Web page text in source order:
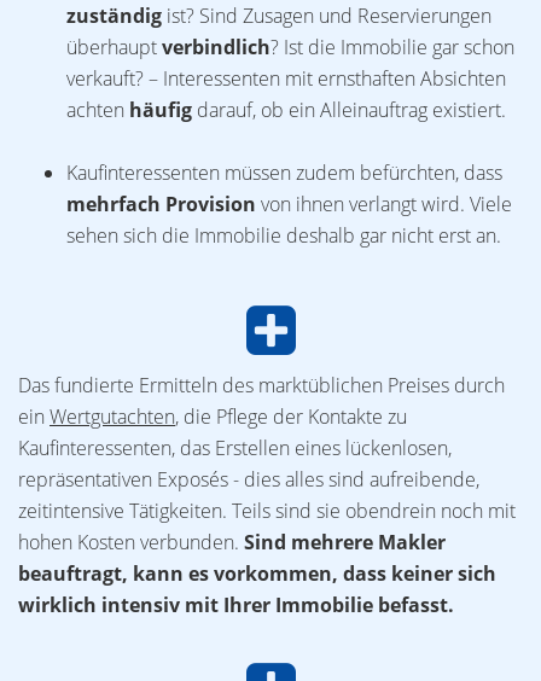
zuständig ist? Sind Zusagen und Reservierungen
überhauptverbindlich? Ist die Immobilie gar schon
verkauft? – Interessenten mit ernsthaften Absichten
achten häufig darauf, ob ein Alleinauftrag existiert.
Kaufinteressenten müssen zudem befürchten, dass
mehrfach Provision von ihnen verlangt wird. Viele
sehen sich die Immobilie deshalb gar nicht erst an.
Das fundierte Ermitteln des marktüblichen Preises durch
ein Wertgutachten, die Pflege der Kontakte zu
Kaufinteressenten, das Erstellen eines lückenlosen,
repräsentativen Exposés - dies alles sind aufreibende,
zeitintensive Tätigkeiten. Teils sind sie obendrein noch mit
hohen Kosten verbunden. Sind mehrere Makler
beauftragt, kann es vorkommen, dass keiner sich
wirklich intensiv mit Ihrer Immobilie befasst.